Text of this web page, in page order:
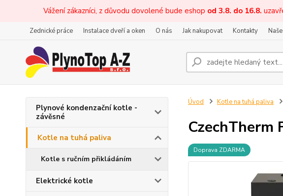
Vážení zákazníci, z důvodu dovolené bude eshop od 3.8. do 16.8.
Zednické práce Instalace dveří a oken O nás Jak nakupovat Kontakty
Plynové kondenzační kotle -
závěsné
Kotle na tuhá paliva
Kotle s ručním přikládáním
Elektrické kotle
Úvod Kotle na tuhá paliva
CzechTherm
Doprava ZDARMA